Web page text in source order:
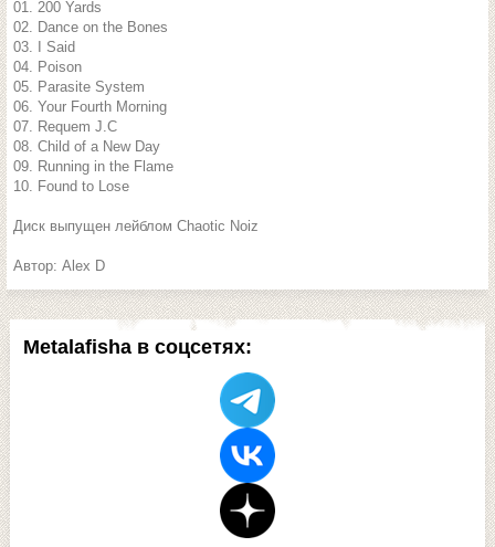
Metalafisha в соцсетях:
01. 200 Yards
02. Dance on the Bones
03. I Said
04. Poison
05. Parasite System
06. Your Fourth Morning
07. Requem J.C
08. Child of a New Day
09. Running in the Flame
10. Found to Lose
Диск выпущен лейблом Chaotic Noiz
Автор: Alex D